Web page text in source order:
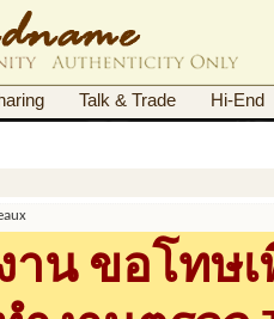
Talk & Trade Hi-End
าน ขอโทษ